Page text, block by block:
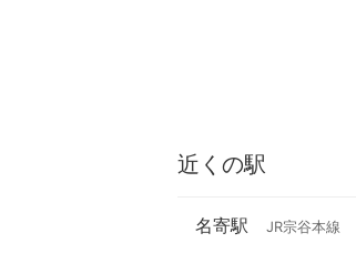
近くの駅
名寄駅 JR宗谷本線